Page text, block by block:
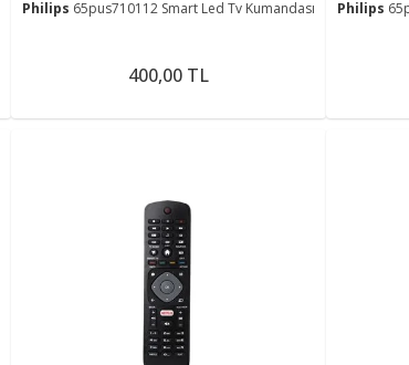
Philips 65pus710112 Smart Led Tv Kumandası
400,00 TL
Philips